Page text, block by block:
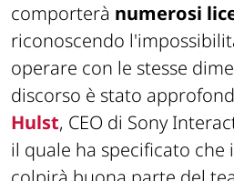
comporterà numerosi
riconoscendo
operare con le stesse
discorso è stato
Hulst, CEO di Sony
il quale ha specificato che